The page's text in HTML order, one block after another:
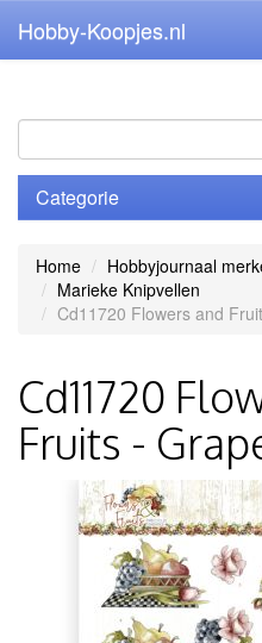
Hobby-Koopjes.nl
Categorie
Home Hobbyjournaal
Marieke Knipvellen
Cd11720 Flowers and
Cd11720
Fruits -